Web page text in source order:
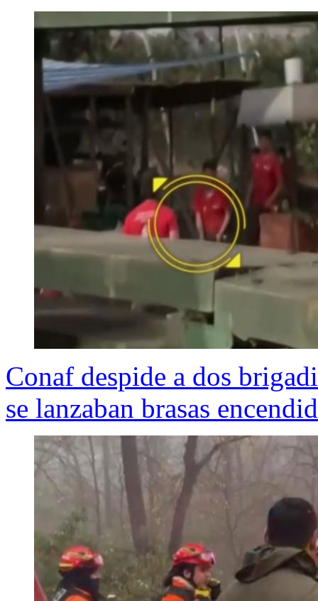
Conaf despide a dos
se lanzaban brasas